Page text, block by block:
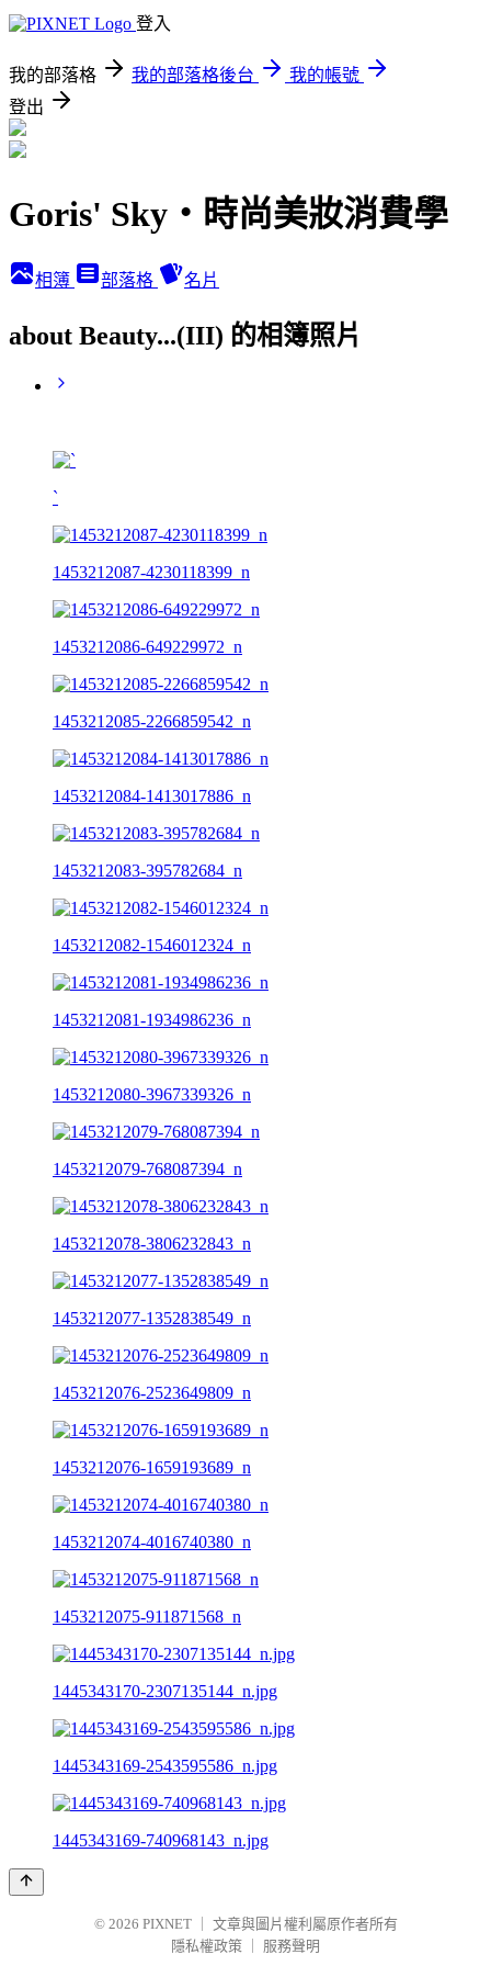
登入
我的部落格 我的部落格後台
我的帳號
登出
Goris' Sky‧時尚美妝消費學
相簿 部落格 名片
about Beauty...(III) 的相簿照片
ˋ
1453212087-4230118399_n
1453212086-649229972_n
1453212085-2266859542_n
1453212084-1413017886_n
1453212083-395782684_n
1453212082-1546012324_n
1453212081-1934986236_n
1453212080-3967339326_n
1453212079-768087394_n
1453212078-3806232843_n
1453212077-1352838549_n
1453212076-2523649809_n
1453212076-1659193689_n
1453212074-4016740380_n
1453212075-911871568_n
1445343170-2307135144_n.jpg
1445343169-2543595586_n.jpg
1445343169-740968143_n.jpg
© 2026 PIXNET
文章與圖片權利屬原作者所有
隱私權政策
服務聲明